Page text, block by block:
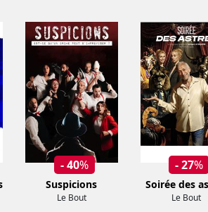
- 40%
Suspicions
Le Bout
- 27%
Soirée des
Le Bout